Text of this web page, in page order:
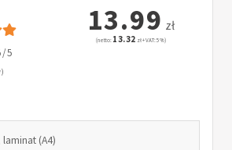
5
13.99 zł
(netto: 13.32 zł + VAT: 5%)
(A4)